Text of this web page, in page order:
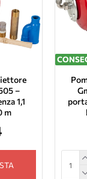
–
1,1
m